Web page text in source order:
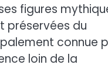
figures
préservées du
connue
loin de la